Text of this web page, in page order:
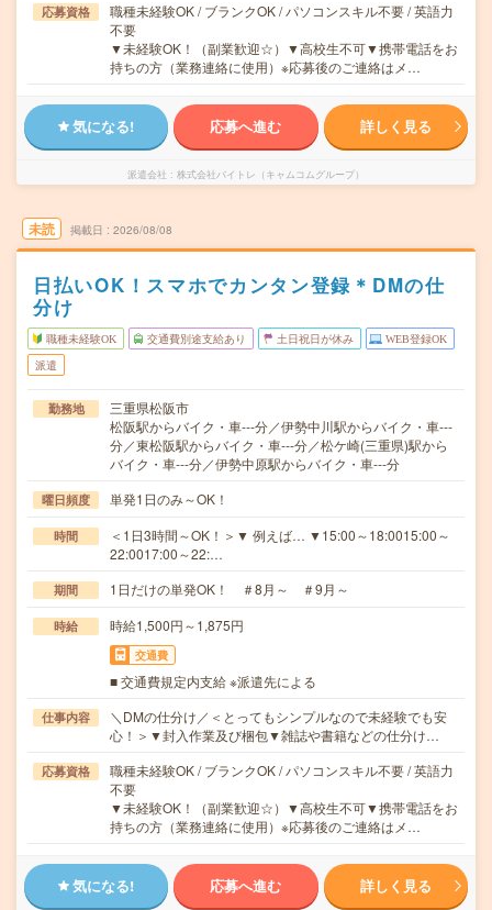
応募資格
職種未経験OK / ブランクOK / パソコンスキル不要 / 英語力
不要
▼未経験OK！（副業歓迎☆）▼高校生不可▼携帯電話をお
持ちの方（業務連絡に使用）※応募後のご連絡はメ…
気になる! 応募へ進む 詳しく見る
派遣会社 株式会社バイトレ（キャムコムグループ）
未読 掲載日 2026/08/08
日払いOK！スマホでカンタン登録＊DMの仕
分け
職種未経験OK 交通費別途支給あり 土日祝日が休み WEB登録OK
派遣
勤務地
三重県松阪市
松阪駅からバイク・車---分／伊勢中川駅からバイク・車---
分／東松阪駅からバイク・車---分／松ケ崎(三重県)駅から
バイク・車---分／伊勢中原駅からバイク・車---分
曜日頻度 単発1日のみ～OK！
時間
＜1日3時間～OK！＞▼ 例えば… ▼15:00～18:0015:00～
22:0017:00～22:…
期間 1日だけの単発OK！ ＃8月～ ＃9月～
時給 時給1,500円～1,875円
交通費
■ 交通費規定内支給 ※派遣先による
仕事内容
＼DMの仕分け／＜とってもシンプルなので未経験でも安
心！＞▼封入作業及び梱包▼雑誌や書籍などの仕分け…
応募資格
職種未経験OK / ブランクOK / パソコンスキル不要 / 英語力
不要
▼未経験OK！（副業歓迎☆）▼高校生不可▼携帯電話をお
持ちの方（業務連絡に使用）※応募後のご連絡はメ…
気になる! 応募へ進む 詳しく見る